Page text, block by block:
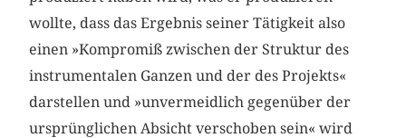
wollte, dass das Ergebnis seiner Tätigkeit also
einen »Kompromiß zwischen der Struktur des
instrumentalen Ganzen und der des Projekts«
darstellen und »unvermeidlich gegenüber der
ursprünglichen Absicht verschoben sein« wird